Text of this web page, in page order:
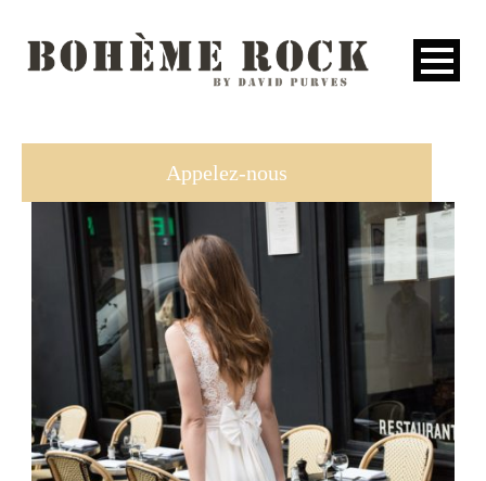
ACCUEIL
COLLECTIONS
L’ESPRIT
NEWS
PRESSE
CONTACT
Appelez-nous